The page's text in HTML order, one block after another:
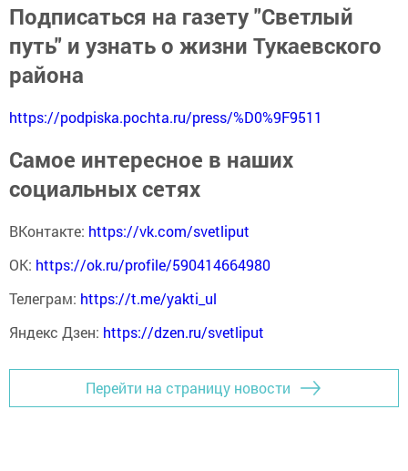
Подписаться на газету "Светлый
путь" и узнать о жизни Тукаевского
района
https://podpiska.pochta.ru/press/%D0%9F9511
Самое интересное в наших
социальных сетях
ВКонтакте: https://vk.com/svetliput
ОК: https://ok.ru/profile/590414664980
Телеграм: https://t.me/yakti_ul
Яндекс Дзен: https://dzen.ru/svetliput
Перейти на страницу новости